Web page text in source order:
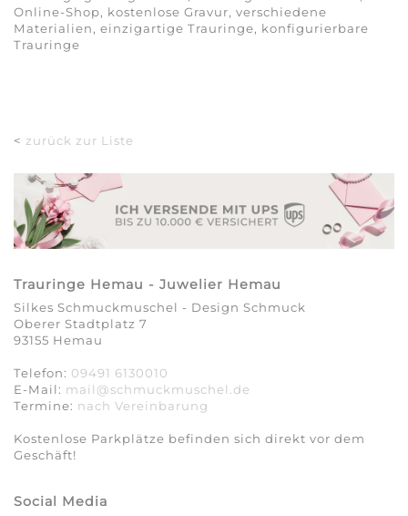
Online-Shop, kostenlose Gravur, verschiedene
Materialien, einzigartige Trauringe, konfigurierbare
Trauringe
< zurück zur Liste
Trauringe Hemau - Juwelier Hemau
Silkes Schmuckmuschel - Design Schmuck
Oberer Stadtplatz 7
93155 Hemau
Telefon: 09491 6130010
E-Mail: mail@schmuckmuschel.de
Termine: nach Vereinbarung​​​​​​​
Kostenlose Parkplätze befinden sich direkt vor dem
Geschäft!
Social Media